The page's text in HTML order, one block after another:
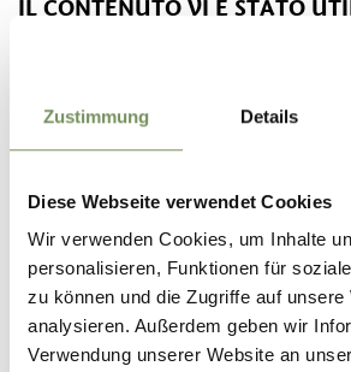
Zustimmung Details
Diese Webseite verwendet Cookies
Wir verwenden Cookies, um Inhalte
personalisieren, Funktionen für
zu können und die Zugriffe auf unsere
analysieren. Außerdem geben wir
Verwendung unserer Website an
IL CONTENUTO VI È STATO